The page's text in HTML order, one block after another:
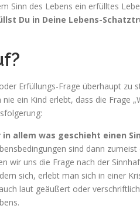
Sinn des Lebens ein erfülltes
Du in Deine Lebens-
Erfüllungs-Frage überhaupt zu
ein Kind erlebt, dass die Frage
allem was geschieht einen
sind dann zumeist
wir uns die Frage nach der
sich, erlebt man sich in einer
laut geäußert oder